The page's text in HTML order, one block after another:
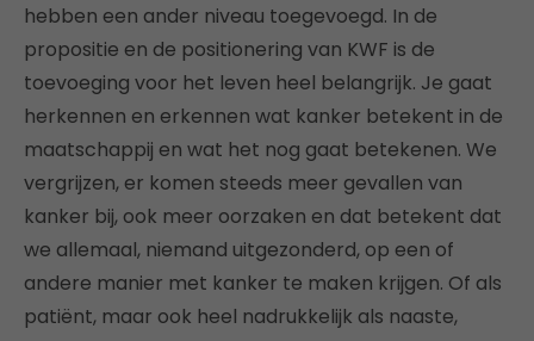
hebben een ander niveau toegevoegd. In de
propositie en de positionering van KWF is de
toevoeging voor het leven heel belangrijk. Je gaat
herkennen en erkennen wat kanker betekent in de
maatschappij en wat het nog gaat betekenen. We
vergrijzen, er komen steeds meer gevallen van
kanker bij, ook meer oorzaken en dat betekent dat
we allemaal, niemand uitgezonderd, op een of
andere manier met kanker te maken krijgen. Of als
patiënt, maar ook heel nadrukkelijk als naaste,